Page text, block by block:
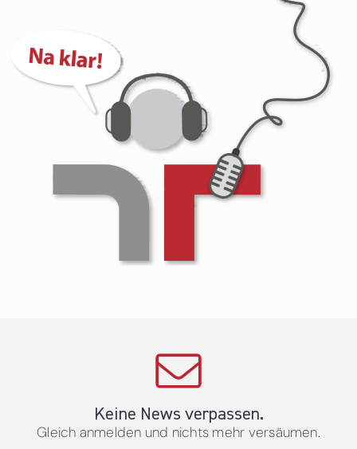
Keine News verpassen.
Gleich anmelden und nichts mehr versäumen.